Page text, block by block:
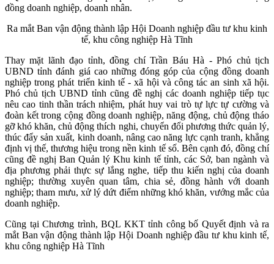
đồng doanh nghiệp, doanh nhân.
Ra mắtBan vận động thành lập Hội Doanh nghiệp đầu tư khu kinh
tế, khu công nghiệp Hà Tĩnh
Thay mặt lãnh đạo tỉnh, đồng chí Trần Báu Hà - Phó chủ tịch
UBND tỉnh đánh giá cao những đóng góp của cộng đồng doanh
nghiệp trong phát triển kinh tế - xã hội và công tác an sinh xã hội.
Phó chủ tịch UBND tỉnh cũng đề nghị các doanh nghiệp tiếp tục
nêu cao tinh thần trách nhiệm, phát huy vai trò tự lực tự cường và
đoàn kết trong cộng đồng doanh nghiệp, năng động, chủ động tháo
gỡ khó khăn, chủ động thích nghi, chuyển đổi phương thức quản lý,
thúc đẩy sản xuất, kinh doanh, nâng cao năng lực cạnh tranh, khẳng
định vị thế, thương hiệu trong nền kinh tế số. Bên cạnh đó, đồng chí
cũng đề nghị Ban Quản lý Khu kinh tế tỉnh, các Sở, ban ngành và
địa phương phải thực sự lắng nghe, tiếp thu kiến nghị của doanh
nghiệp; thường xuyên quan tâm, chia sẻ, đồng hành với doanh
nghiệp; tham mưu, xử lý dứt điểm những khó khăn, vướng mắc của
doanh nghiệp.
Cũng tại Chương trình, BQL KKT tỉnh công bố Quyết định và ra
mắt Ban vận động thành lập Hội Doanh nghiệp đầu tư khu kinh tế,
khu công nghiệp Hà Tĩnh